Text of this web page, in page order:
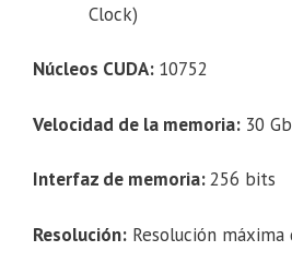
Clock)
Núcleos CUDA: 10752
Velocidad de la memoria: 30
Interfaz de memoria:256 bits
Resolución: Resolución